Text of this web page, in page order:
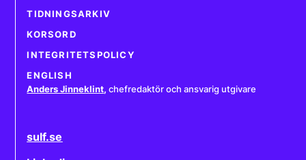
TIDNINGSARKIV
KORSORD
INTEGRITETSPOLICY
ENGLISH
Anders Jinneklint, chefredaktör och ansvarig utgivare
sulf.se